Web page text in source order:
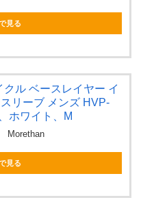
見る
クル ベースレイヤー イ
リーブ メンズ HVP-
ホワイト、M
Morethan
見る